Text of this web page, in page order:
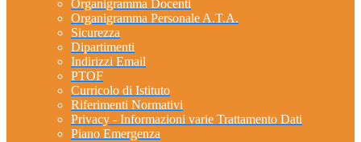
Organigramma Docenti
Organigramma Personale A.T.A.
Sicurezza
Dipartimenti
Indirizzi Email
PTOF
Curricolo di Istituto
Riferimenti Normativi
Privacy - Informazioni varie Trattamento Dati
Piano Emergenza